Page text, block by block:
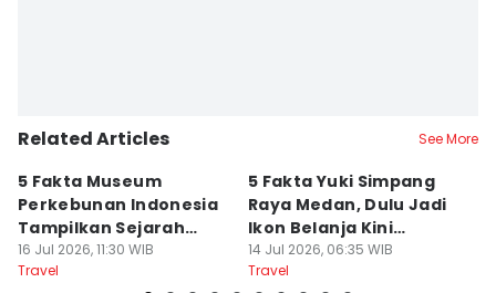
Related Articles See More
5 Fakta Museum
Perkebunan Indonesia
Tampilkan Sejarah
Tanah Deli
16 Jul 2026, 11:30 WIB
Travel
5 Fakta Yuki Simpang
Raya Medan, Dulu Jadi
Ikon Belanja Kini
Ditinggalkan
14 Jul 2026, 06:35 WIB
Travel